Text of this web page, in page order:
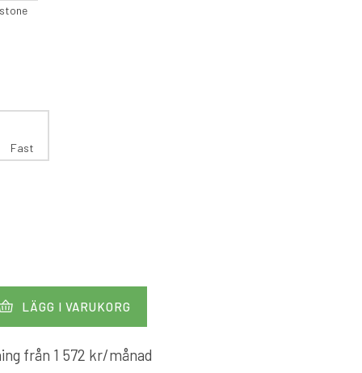
Fast
LÄGG I VARUKORG
från 1 572 kr/månad